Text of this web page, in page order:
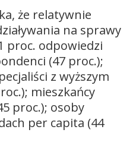
że relatywnie
na sprawy
proc. odpowiedzi
(47 proc.);
z wyższym
mieszkańcy
proc.); osoby
per capita (44